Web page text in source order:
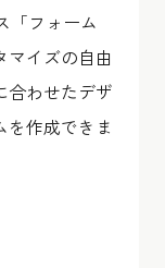
「フォーム
マイズの自由
合わせたデザ
作成できま